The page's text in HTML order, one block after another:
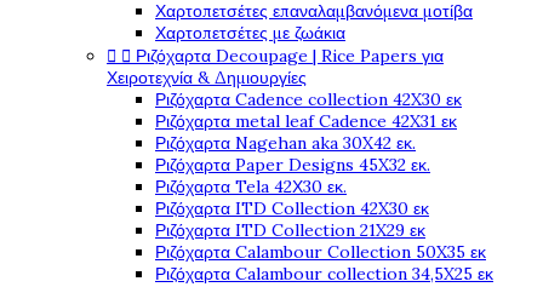
Χαρτοπετσέτες επαναλαμβανόμενα μοτίβα
Χαρτοπετσέτες με ζωάκια
  Ριζόχαρτα Decoupage | Rice Papers για
Χειροτεχνία & Δημιουργίες
Ριζόχαρτα Cadence collection 42X30 εκ
Ριζόχαρτα metal leaf Cadence 42X31 εκ
Ριζόχαρτα Nagehan aka 30X42 εκ.
Ριζόχαρτα Paper Designs 45X32 εκ.
Ριζόχαρτα Tela 42Χ30 εκ.
Ριζόχαρτα ITD Collection 42X30 εκ
Ριζόχαρτα ITD Collection 21X29 εκ
Ριζόχαρτα Calambour Collection 50X35 εκ
Ριζόχαρτα Calambour collection 34,5X25 εκ